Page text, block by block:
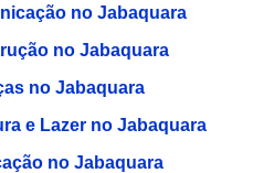
no Jabaquara
no Jabaquara
no Jabaquara
e Lazer no Jabaquara
no Jabaquara